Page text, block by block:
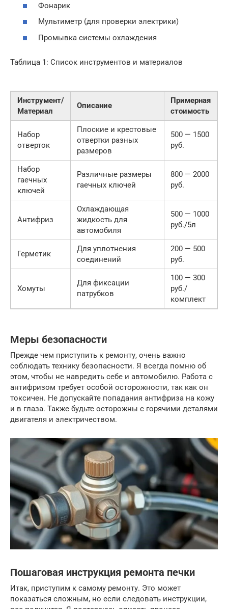
Фонарик
Мультиметр (для проверки электрики)
Промывка системы охлаждения
Таблица 1: Список инструментов и материалов
Инструмент/
Материал
Описание
Примерная
стоимость
Набор
отверток
Плоские и крестовые
отвертки разных
размеров
500 — 1500
руб.
Набор
гаечных
ключей
Различные размеры
гаечных ключей
800 — 2000
руб.
Антифриз
Охлаждающая
жидкость для
автомобиля
500 — 1000
руб./5л
Герметик
Для уплотнения
соединений
200 — 500
руб.
Хомуты
Для фиксации
патрубков
100 — 300
руб./
комплект
Меры безопасности
Прежде чем приступить к ремонту, очень важно
соблюдать технику безопасности. Я всегда помню об
этом, чтобы не навредить себе и автомобилю. Работа с
антифризом требует особой осторожности, так как он
токсичен. Не допускайте попадания антифриза на кожу
и в глаза. Также будьте осторожны с горячими деталями
двигателя и электричеством.
Пошаговая инструкция ремонта печки
Итак, приступим к самому ремонту. Это может
показаться сложным, но если следовать инструкции,